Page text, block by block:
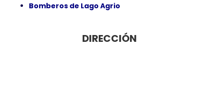
Bomberos de Lago Agrio
DIRECCIÓN